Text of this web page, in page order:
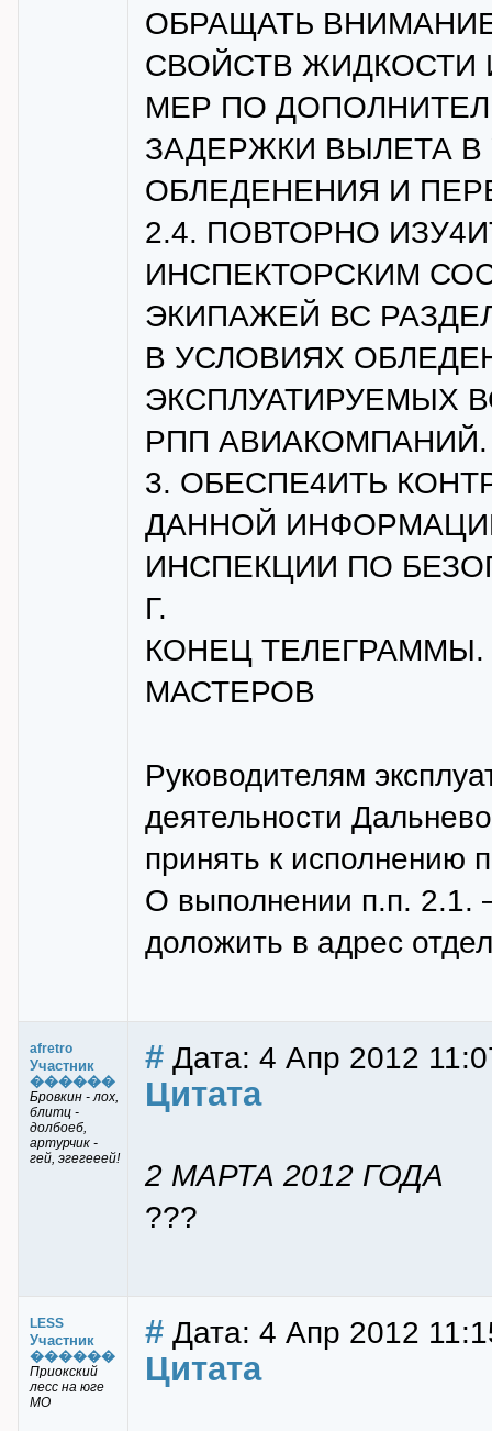
ОБРАЩАТЬ
СВОЙСТВ ЖИДКОСТИ
МЕР ПО
ЗАДЕРЖКИ ВЫЛЕТА
ОБЛЕДЕНЕНИЯ И
2.4. ПОВТОРНО
ИНСПЕКТОРСКИМ
ЭКИПАЖЕЙ ВС
В УСЛОВИЯХ
ЭКСПЛУАТИРУЕМЫХ
РПП АВИАКОМПАНИЙ.
3. ОБЕСПЕ4ИТЬ
ДАННОЙ
ИНСПЕКЦИИ ПО
Г.
КОНЕЦ ТЕЛЕГРАММЫ.
МАСТЕРОВ
Руководителям
деятельности
принять к исполнению
О выполнении п.п. 2.1.
доложить в адрес
afretro
Участник
������
Бровкин - лох,
блитц -
долбоеб,
артурчик -
гей, эгегееей!
# Дата: 4 Апр 2012
Цитата
2 МАРТА 2012 ГОДА
???
LESS
Участник
������
Приокский
лесс на юге
МО
# Дата: 4 Апр 2012
Цитата